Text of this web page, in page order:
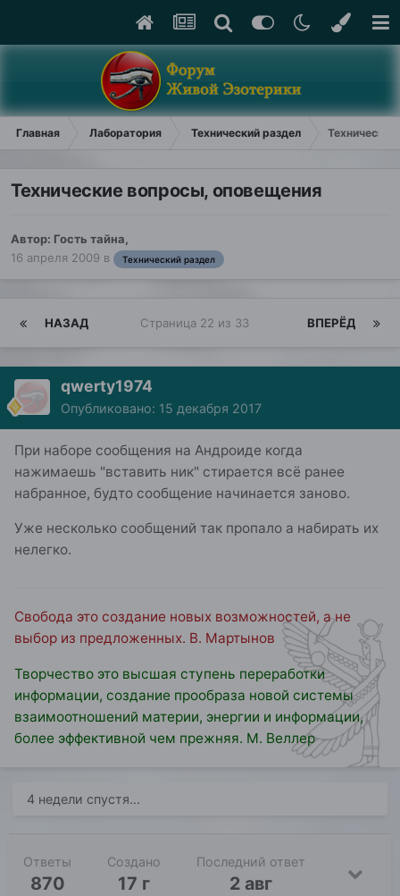
Главная Лаборатория Технический раздел
Технические вопросы, оповещения
Автор: Гость тайна,
16 апреля 2009 в Технический раздел
НАЗАД ВПЕРЁД
Страница 22 из 33
qwerty1974
Опубликовано: 15 декабря 2017
При наборе сообщения на Андроиде когда
нажимаешь "вставить ник" стирается всё ранее
набранное, будто сообщение начинается заново.
Уже несколько сообщений так пропало а набирать их
нелегко.
Свобода это создание новых возможностей, а не
выбор из предложенных. В. Мартынов
Творчество это высшая ступень переработки
информации, создание прообраза новой системы
взаимоотношений материи, энергии и информации,
более эффективной чем прежняя. М. Веллер
4 недели спустя...
Ответы
870
Создано
17 г
Последний ответ
2 авг